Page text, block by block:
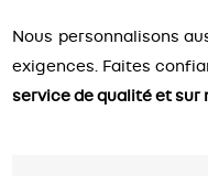
Nous personnalisons
exigences. Faites
service de qualité et sur